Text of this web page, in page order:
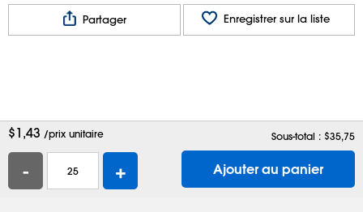
Partager Enregistrer sur la liste
$1,43 /prix unitaire Sous-total : $35,75
- + Ajouter au panier